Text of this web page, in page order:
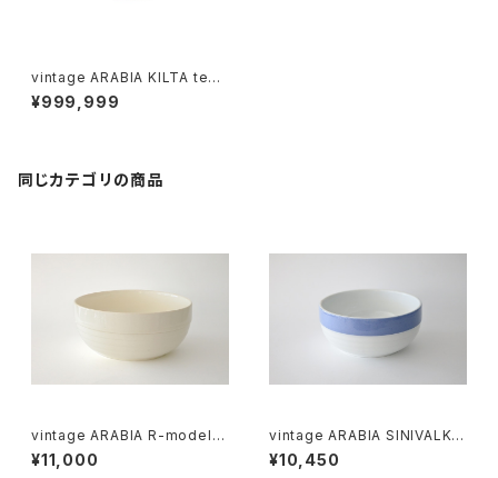
vintage ARABIA KILTA tea
pot green / ヴィンテージ アラ
ビア キルタ ティーポット グリー
¥999,999
同じカテゴリの商品
vintage ARABIA R-model b
owl / オールドアラビア ボウル
アイボリー
¥11,000
vintage ARABIA SINIVALKO
R-model bowl / オールドアラ
ビア シニヴァルコ ボウル
¥10,450